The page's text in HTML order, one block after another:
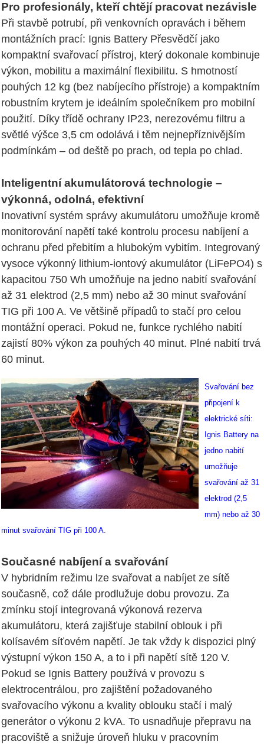
Pro profesionály, kteří chtějí pracovat nezávisle
Při stavbě potrubí, při venkovních opravách i během
montážních prací: Ignis Battery Přesvědčí jako
kompaktní svařovací přístroj, který dokonale kombinuje
výkon, mobilitu a maximální flexibilitu. S hmotností
pouhých 12 kg (bez nabíjecího přístroje) a kompaktním
robustním krytem je ideálním společníkem pro mobilní
použití. Díky třídě ochrany IP23, nerezovému filtru a
světlé výšce 3,5 cm odolává i těm nejnepříznivějším
podmínkám – od deště po prach, od tepla po chlad.
Inteligentní akumulátorová technologie –
výkonná, odolná, efektivní
Inovativní systém správy akumulátoru umožňuje kromě
monitorování napětí také kontrolu procesu nabíjení a
ochranu před přebitím a hlubokým vybitím. Integrovaný
vysoce výkonný lithium-iontový akumulátor (LiFePO4) s
kapacitou 750 Wh umožňuje na jedno nabití svařování
až 31 elektrod (2,5 mm) nebo až 30 minut svařování
TIG při 100 A. Ve většině případů to stačí pro celou
montážní operaci. Pokud ne, funkce rychlého nabití
zajistí 80% výkon za pouhých 40 minut. Plné nabití trvá
60 minut.
Svařování bez
připojení k
elektrické síti:
Ignis Battery na
jedno nabití
umožňuje
svařování až 31
elektrod (2,5
mm) nebo až 30
minut svařování TIG při 100 A.
Současné nabíjení a svařování
V hybridním režimu lze svařovat a nabíjet ze sítě
současně, což dále prodlužuje dobu provozu. Za
zmínku stojí integrovaná výkonová rezerva
akumulátoru, která zajišťuje stabilní oblouk i při
kolísavém síťovém napětí. Je tak vždy k dispozici plný
výstupní výkon 150 A, a to i při napětí sítě 120 V.
Pokud se Ignis Battery používá v provozu s
elektrocentrálou, pro zajištění požadovaného
svařovacího výkonu a kvality oblouku stačí i malý
generátor o výkonu 2 kVA. To usnadňuje přepravu na
pracoviště a snižuje úroveň hluku v pracovním